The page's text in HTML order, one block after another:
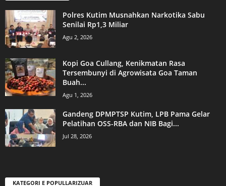
Polres Kutim Musnahkan Narkotika Sabu
Senilai Rp1,3 Miliar
Agu 2, 2026
Kopi Goa Cullang, Kenikmatan Rasa
Tersembunyi di Agrowisata Goa Taman
Buah...
Agu 1, 2026
Gandeng DPMPTSP Kutim, LPB Pama Gelar
Pelatihan OSS-RBA dan NIB Bagi...
Jul 28, 2026
KATEGORI E POPULLARIZUAR